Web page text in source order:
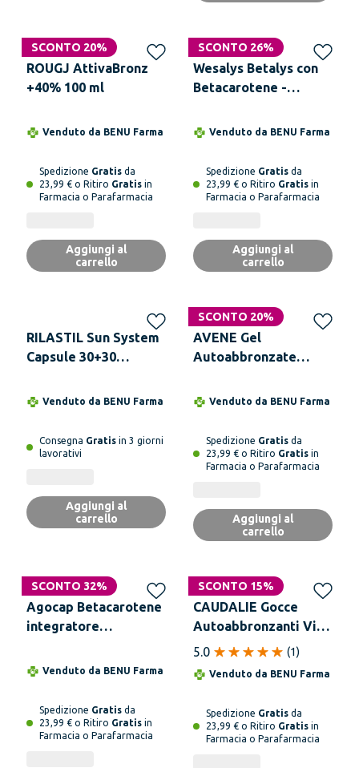
SCONTO 20%
ROUGJ AttivaBronz
+40% 100 ml
Venduto da BENU Farma
Spedizione Gratis da
23,99 € o Ritiro Gratis in
Farmacia o Parafarmacia
Aggiungi al
carrello
SCONTO 26%
Wesalys Betalys con
Betacarotene -
e naturale
Venduto da BENU Farma
Spedizione Gratis da
23,99 € o Ritiro Gratis in
Farmacia o Parafarmacia
Aggiungi al
carrello
RILASTIL Sun System
Capsule 30+30
Venduto da BENU Farma
Consegna Gratis in 3 giorni
lavorativi
Aggiungi al
carrello
SCONTO 20%
AVENE Gel
Autoabbronzate
Venduto da BENU Farma
Spedizione Gratis da
23,99 € o Ritiro Gratis in
Farmacia o Parafarmacia
Aggiungi al
carrello
SCONTO 32%
Agocap Betacarotene
integratore
Abbronzatura intensa
pelli chiare
Venduto da BENU Farma
Spedizione Gratis da
23,99 € o Ritiro Gratis in
Farmacia o Parafarmacia
SCONTO 15%
CAUDALIE Gocce
Autoabbronzanti Viso
15ml Vegano Non
Tipi Pelle
5.0 (1)
Venduto da BENU Farma
Spedizione Gratis da
23,99 € o Ritiro Gratis in
Farmacia o Parafarmacia